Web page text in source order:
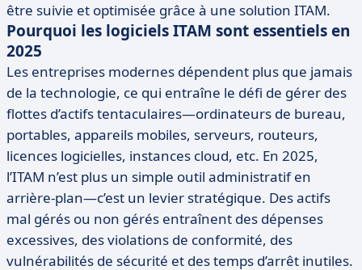
être suivie et optimisée grâce à une solution ITAM.
Pourquoi les logiciels ITAM sont essentiels en
2025
Les entreprises modernes dépendent plus que jamais
de la technologie, ce qui entraîne le défi de gérer des
flottes d’actifs tentaculaires—ordinateurs de bureau,
portables, appareils mobiles, serveurs, routeurs,
licences logicielles, instances cloud, etc. En 2025,
l’ITAM n’est plus un simple outil administratif en
arrière-plan—c’est un levier stratégique. Des actifs
mal gérés ou non gérés entraînent des dépenses
excessives, des violations de conformité, des
vulnérabilités de sécurité et des temps d’arrêt inutiles.